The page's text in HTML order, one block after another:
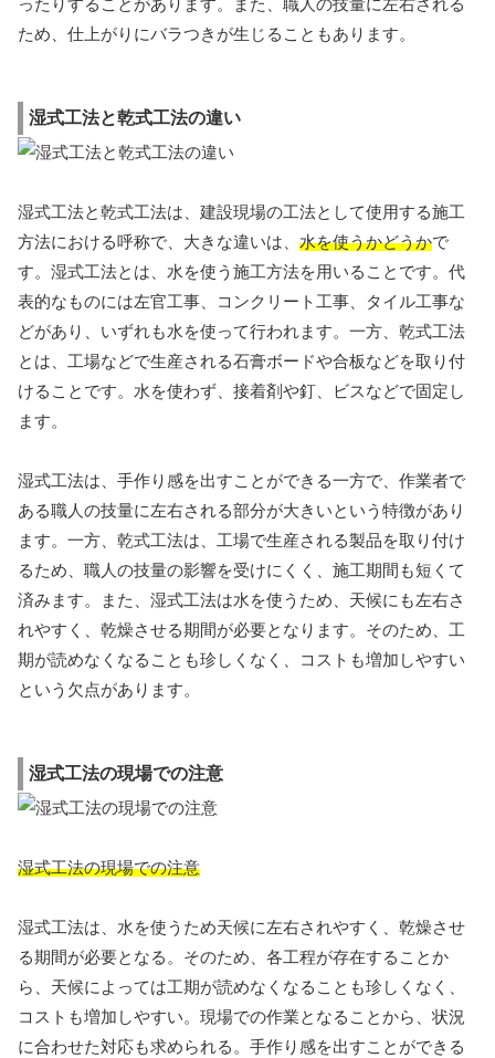
ったりすることがあります。また、職人の技量に左右される
ため、仕上がりにバラつきが生じることもあります。
湿式工法と乾式工法の違い
湿式工法と乾式工法は、建設現場の工法として使用する施工
方法における呼称で、大きな違いは、 水を使うかどうかで
す。湿式工法とは、水を使う施工方法を用いることです。代
表的なものには左官工事、コンクリート工事、タイル工事な
どがあり、いずれも水を使って行われます。一方、乾式工法
とは、工場などで生産される石膏ボードや合板などを取り付
けることです。水を使わず、接着剤や釘、ビスなどで固定し
ます。
湿式工法は、手作り感を出すことができる一方で、作業者で
ある職人の技量に左右される部分が大きいという特徴があり
ます。一方、乾式工法は、工場で生産される製品を取り付け
るため、職人の技量の影響を受けにくく、施工期間も短くて
済みます。また、湿式工法は水を使うため、天候にも左右さ
れやすく、乾燥させる期間が必要となります。そのため、工
期が読めなくなることも珍しくなく、コストも増加しやすい
という欠点があります。
湿式工法の現場での注意
湿式工法の現場での注意
湿式工法は、水を使うため天候に左右されやすく、乾燥させ
る期間が必要となる。そのため、各工程が存在することか
ら、天候によっては工期が読めなくなることも珍しくなく、
コストも増加しやすい。現場での作業となることから、状況
に合わせた対応も求められる。手作り感を出すことができる